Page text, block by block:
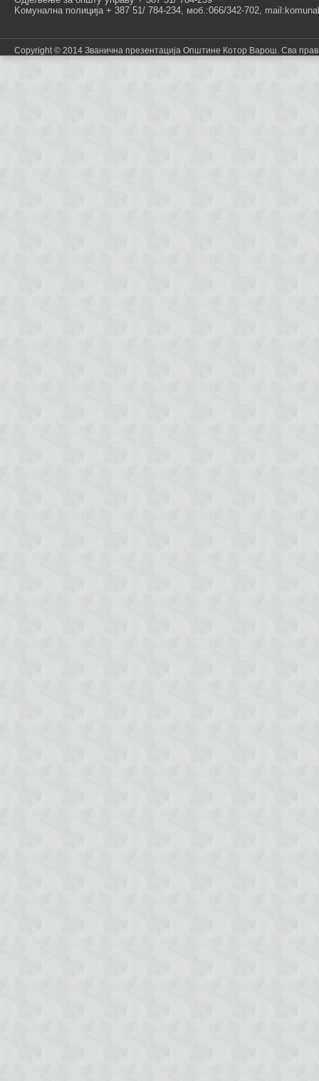
Kомунална полиција + 387 51/ 784-234, моб.:066/342-702,
Copyright © 2014 Званична презентација Општине Котор Варош. Сва